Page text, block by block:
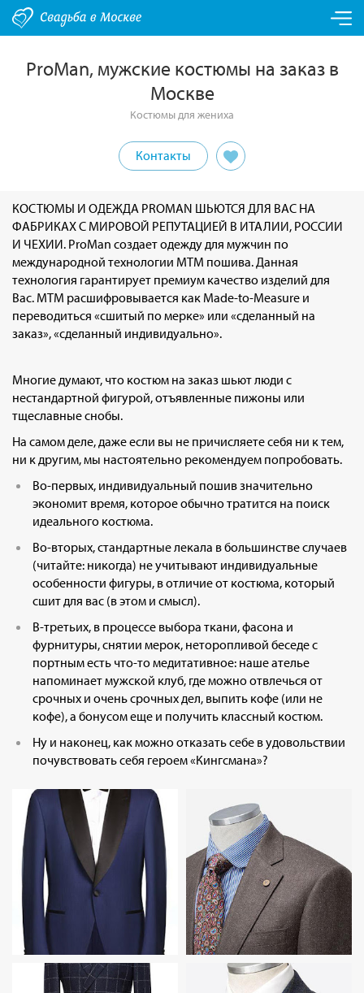
ProMan, мужские костюмы на заказ в
Москве
Костюмы для жениха
Контакты
КОСТЮМЫ И ОДЕЖДА PROMAN ШЬЮТСЯ ДЛЯ ВАС НА
ФАБРИКАХ С МИРОВОЙ РЕПУТАЦИЕЙ В ИТАЛИИ, РОССИИ
И ЧЕХИИ. ProMan создает одежду для мужчин по
международной технологии МТМ пошива. Данная
технология гарантирует премиум качество изделий для
Вас. МТМ расшифровывается как Made-to-Measure и
переводиться «сшитый по мерке» или «сделанный на
заказ», «сделанный индивидуально».
Многие думают, что костюм на заказ шьют люди с
нестандартной фигурой, отъявленные пижоны или
тщеславные снобы.
На самом деле, даже если вы не причисляете себя ни к тем,
ни к другим, мы настоятельно рекомендуем попробовать.
Во-первых, индивидуальный пошив значительно
экономит время, которое обычно тратится на поиск
идеального костюма.
Во-вторых, стандартные лекала в большинстве случаев
(читайте: никогда) не учитывают индивидуальные
особенности фигуры, в отличие от костюма, который
сшит для вас (в этом и смысл).
В-третьих, в процессе выбора ткани, фасона и
фурнитуры, снятии мерок, неторопливой беседе с
портным есть что-то медитативное: наше ателье
напоминает мужской клуб, где можно отвлечься от
срочных и очень срочных дел, выпить кофе (или не
кофе), а бонусом еще и получить классный костюм.
Ну и наконец, как можно отказать себе в удовольствии
почувствовать себя героем «Кингсмана»?